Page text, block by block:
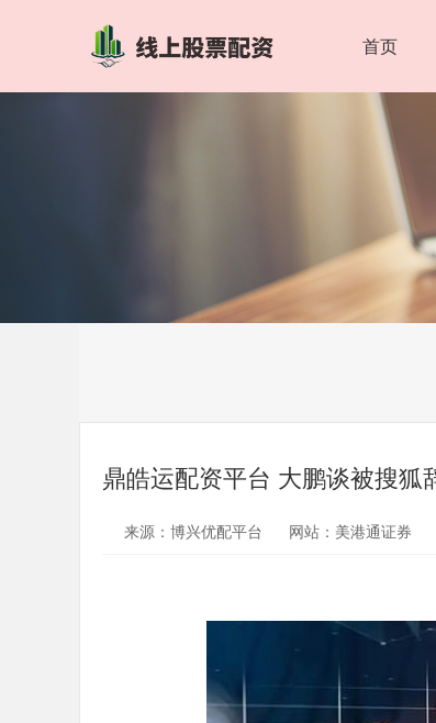
首页
鼎皓运配资平台 大鹏谈被搜
来源：博兴优配平台 网站：美港通证券